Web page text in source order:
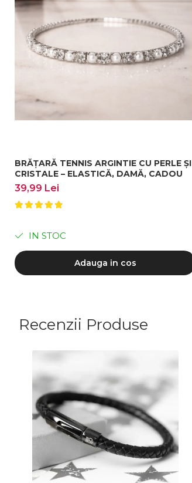
BRĂȚARĂ TENNIS ARGINTIE CU PERLE ȘI
CRISTALE – ELASTICĂ, DAMĂ, CADOU
39,99 Lei
IN STOC
Adauga in cos
Recenzii Produse